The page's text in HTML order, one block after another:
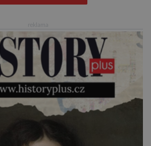
v dohledné
výzkumníci, kteří pomocí
a […]